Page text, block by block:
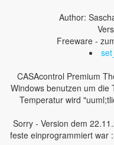
Author:
Freeware -
CASAcontrol Premium
Windows benutzen um die
Temperatur wird
Sorry - Version dem
feste einprogrammiert war